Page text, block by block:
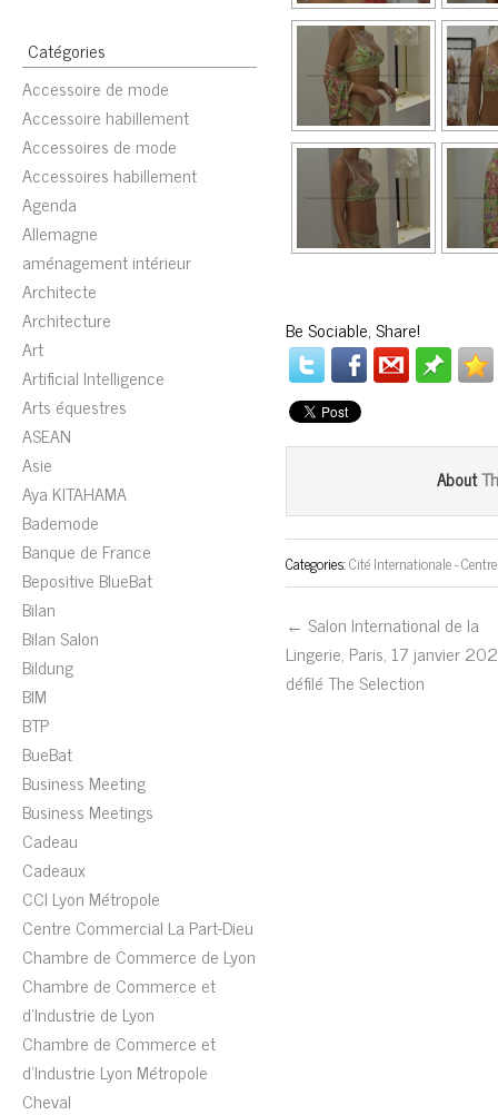
Catégories
Accessoire de mode
Accessoire habillement
Accessoires de mode
Accessoires habillement
Agenda
Allemagne
aménagement intérieur
Architecte
Architecture
Art
Artificial Intelligence
Arts équestres
ASEAN
Asie
Aya KITAHAMA
Bademode
Banque de France
Bepositive BlueBat
Bilan
Bilan Salon
Bildung
BIM
BTP
BueBat
Business Meeting
Business Meetings
Cadeau
Cadeaux
CCI Lyon Métropole
Centre Commercial La Part-Dieu
Chambre de Commerce de Lyon
Chambre de Commerce et
d'Industrie de Lyon
Chambre de Commerce et
d'Industrie Lyon Métropole
Cheval
Be Sociable, Share!
About
Categories:Cité Internationale -
← Salon International de la
Lingerie, Paris, 17 janvier
défilé The Selection